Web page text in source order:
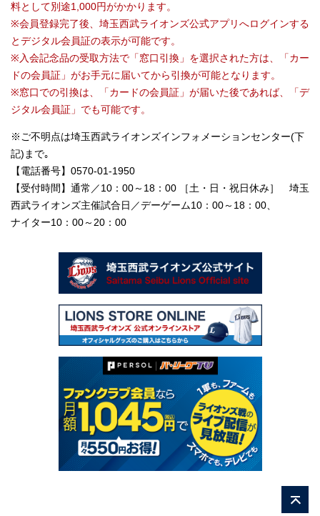
料として別途1,000円がかかります。
※会員登録完了後、埼玉西武ライオンズ公式アプリへログインする
とデジタル会員証の表示が可能です。
※入会記念品の受取方法で「窓口引換」を選択された方は、「カー
ドの会員証」がお手元に届いてから引換が可能となります。
※窓口での引換は、「カードの会員証」が届いた後であれば、「デ
ジタル会員証」でも可能です。
※ご不明点は埼玉西武ライオンズインフォメーションセンター(下
記)まで｡
【電話番号】0570-01-1950
【受付時間】通常／10：00～18：00 ［土・日・祝日休み］ 埼玉
西武ライオンズ主催試合日／デーゲーム10：00～18：00、
ナイター10：00～20：00